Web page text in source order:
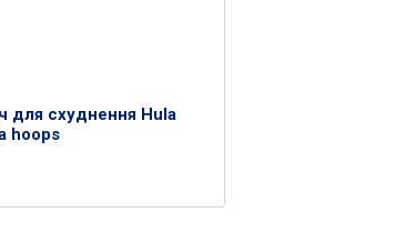
для схуднення Hula
hoops